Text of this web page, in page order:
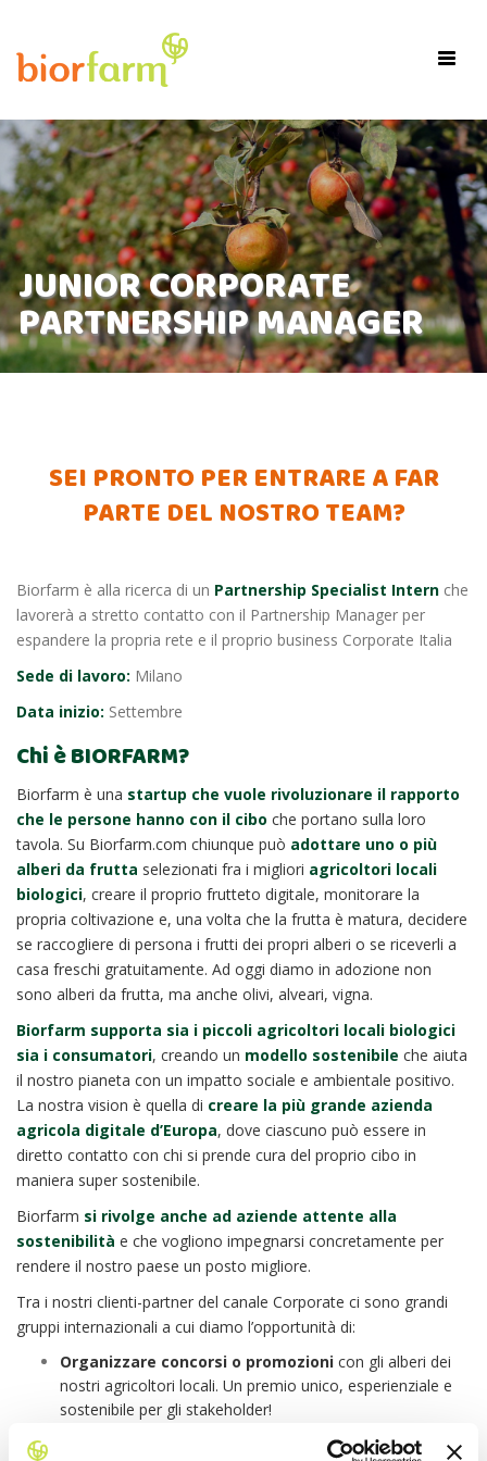
JUNIOR CORPORATE
PARTNERSHIP MANAGER
SEI PRONTO PER ENTRARE A FAR
PARTE DEL NOSTRO TEAM?
Biorfarm è alla ricerca di un Partnership Specialist Intern che
lavorerà a stretto contatto con il Partnership Manager per
espandere la propria rete e il proprio business Corporate Italia
Sede di lavoro: Milano
Data inizio: Settembre
Chi è BIORFARM?
Biorfarm è una startup che vuole rivoluzionare il rapporto
che le persone hanno con il cibo che portano sulla loro
tavola. Su Biorfarm.com chiunque può adottare uno o più
alberi da frutta selezionati fra i migliori agricoltori locali
biologici, creare il proprio frutteto digitale, monitorare la
propria coltivazione e, una volta che la frutta è matura, decidere
se raccogliere di persona i frutti dei propri alberi o se riceverli a
casa freschi gratuitamente. Ad oggi diamo in adozione non
sono alberi da frutta, ma anche olivi, alveari, vigna.
Biorfarm supporta sia i piccoli agricoltori locali biologici
sia i consumatori, creando un modello sostenibile che aiuta
il nostro pianeta con un impatto sociale e ambientale positivo.
La nostra vision è quella di creare la più grande azienda
agricola digitale d’Europa, dove ciascuno può essere in
diretto contatto con chi si prende cura del proprio cibo in
maniera super sostenibile.
Biorfarm si rivolge anche ad aziende attente alla
sostenibilità e che vogliono impegnarsi concretamente per
rendere il nostro paese un posto migliore.
Tra i nostri clienti-partner del canale Corporate ci sono grandi
gruppi internazionali a cui diamo l’opportunità di:
Organizzare concorsi o promozioni con gli alberi dei
nostri agricoltori locali. Un premio unico, esperienziale e
sostenibile per gli stakeholder!